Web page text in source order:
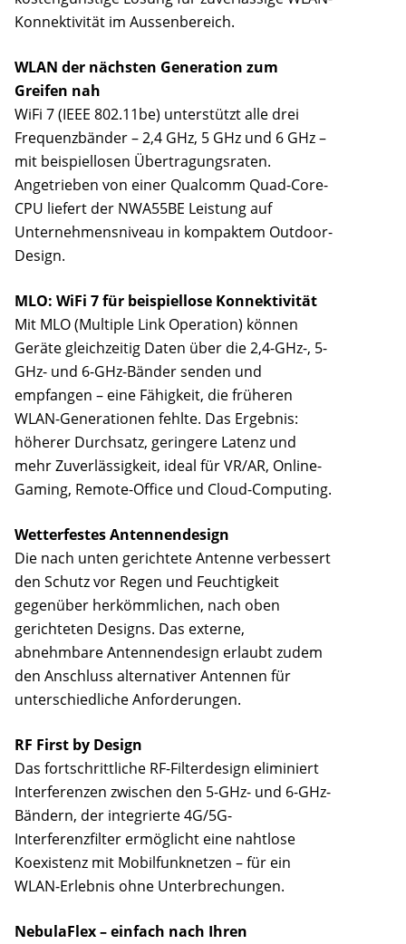
Konnektivität im Aussenbereich.
WLAN der nächsten Generation zum
Greifen nah
WiFi 7 (IEEE 802.11be) unterstützt alle drei
Frequenzbänder – 2,4 GHz, 5 GHz und 6 GHz –
mit beispiellosen Übertragungsraten.
Angetrieben von einer Qualcomm Quad-Core-
CPU liefert der NWA55BE Leistung auf
Unternehmensniveau in kompaktem Outdoor-
Design.
MLO: WiFi 7 für beispiellose Konnektivität
Mit MLO (Multiple Link Operation) können
Geräte gleichzeitig Daten über die 2,4-GHz-, 5-
GHz- und 6-GHz-Bänder senden und
empfangen – eine Fähigkeit, die früheren
WLAN-Generationen fehlte. Das Ergebnis:
höherer Durchsatz, geringere Latenz und
mehr Zuverlässigkeit, ideal für VR/AR, Online-
Gaming, Remote-Office und Cloud-Computing.
Wetterfestes Antennendesign
Die nach unten gerichtete Antenne verbessert
den Schutz vor Regen und Feuchtigkeit
gegenüber herkömmlichen, nach oben
gerichteten Designs. Das externe,
abnehmbare Antennendesign erlaubt zudem
den Anschluss alternativer Antennen für
unterschiedliche Anforderungen.
RF First by Design
Das fortschrittliche RF-Filterdesign eliminiert
Interferenzen zwischen den 5-GHz- und 6-GHz-
Bändern, der integrierte 4G/5G-
Interferenzfilter ermöglicht eine nahtlose
Koexistenz mit Mobilfunknetzen – für ein
WLAN-Erlebnis ohne Unterbrechungen.
NebulaFlex – einfach nach Ihren